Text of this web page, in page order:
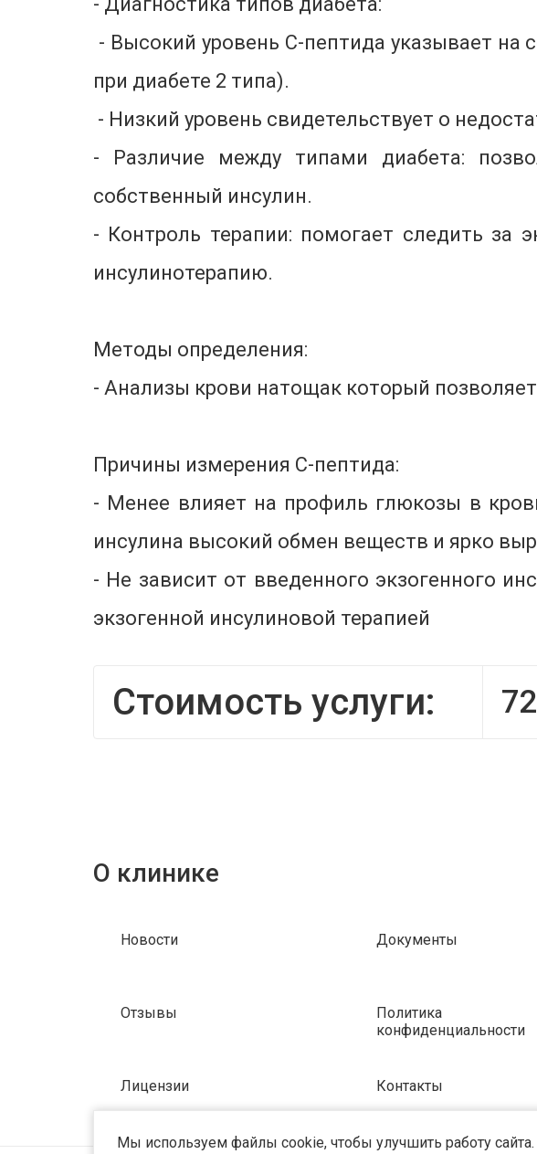
- Высокий уровень С-пептида указывает
при диабете 2 типа).
- Низкий уровень свидетельствует о
- Различие между типами диабета:
собственный инсулин.
- Контроль терапии: помогает следить за
инсулинотерапию.
Методы определения:
- Анализы крови натощак который
Причины измерения С-пептида:
- Менее влияет на профиль глюкозы в
инсулина высокий обмен веществ и ярко
- Не зависит от введенного экзогенного
экзогенной инсулиновой терапией
Стоимость услуги:
О клинике
Новости
Отзывы
Лицензии
Документы
Политика
конфиденциальности
Контакты
Мы используем файлы cookie, чтобы улучшить работу